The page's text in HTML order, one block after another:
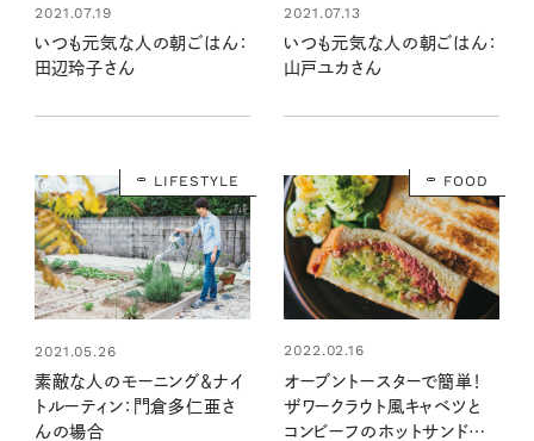
2021.07.19
いつも元気な人の朝ごはん：
田辺玲子さん
2021.07.13
いつも元気な人の朝ごはん：
山戸ユカさん
LIFESTYLE
2021.05.26
素敵な人のモーニング＆ナイ
トルーティン：門倉多仁亜さ
んの場合
FOOD
2022.02.16
オーブントースターで簡単！
ザワークラウト風キャベツと
コンビーフのホットサンドイッ